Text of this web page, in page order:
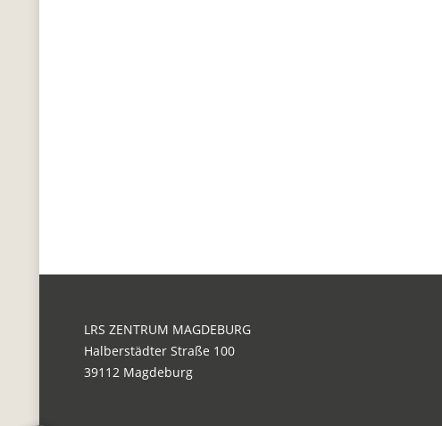
LRS ZENTRUM MAGDEBURG
Halberstädter Straße 100
39112 Magdeburg